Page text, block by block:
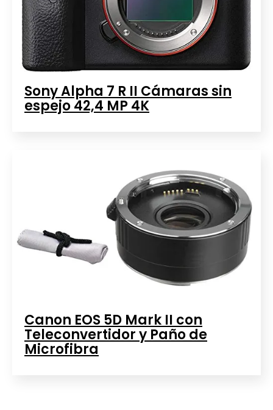
Sony Alpha 7 R II Cámaras sin
espejo 42,4 MP 4K
Canon EOS 5D Mark II con
Teleconvertidor y Paño de
Microfibra